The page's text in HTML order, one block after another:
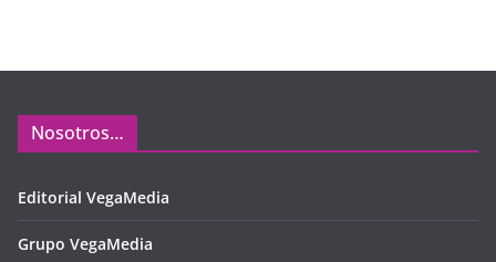
Nosotros…
Editorial VegaMedia
Grupo VegaMedia